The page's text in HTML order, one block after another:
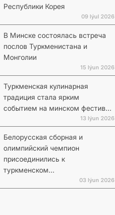
Республики Корея
09 Iýul 2026
В Минске состоялась встреча
послов Туркменистана и
Монголии
15 Iýun 2026
Туркменская кулинарная
традиция стала ярким
событием на минском фестив...
13 Iýun 2026
Белорусская сборная и
олимпийский чемпион
присоединились к
туркменском...
03 Iýun 2026